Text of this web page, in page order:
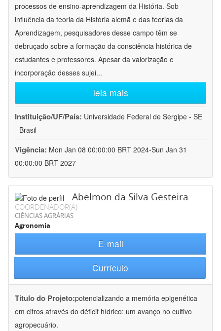
processos de ensino-aprendizagem da História. Sob
influência da teoria da História alemã e das teorias da
Aprendizagem, pesquisadores desse campo têm se
debruçado sobre a formação da consciência histórica de
estudantes e professores. Apesar da valorização e
incorporação desses sujei...
leia mais
Instituição/UF/País: Universidade Federal de Sergipe - SE
- Brasil
Vigência: Mon Jan 08 00:00:00 BRT 2024-Sun Jan 31
00:00:00 BRT 2027
Abelmon da Silva Gesteira
COORDENADOR(A)
CIÊNCIAS AGRÁRIAS
Agronomia
E-mail
Currículo
Título do Projeto:potencializando a memória epigenética
em citros através do déficit hídrico: um avanço no cultivo
agropecuário.